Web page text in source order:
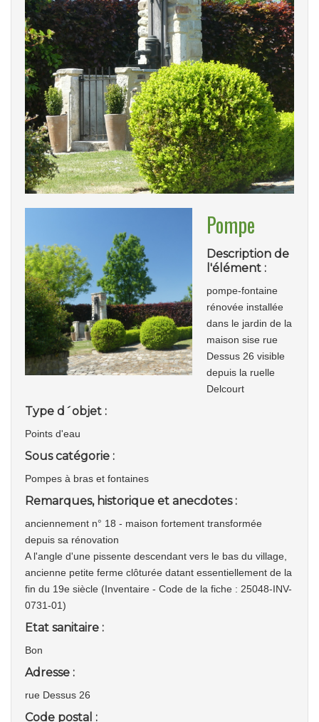
Pompe
Description de
l'élément :
pompe-fontaine
rénovée installée
dans le jardin de la
maison sise rue
Dessus 26 visible
depuis la ruelle
Delcourt
Type d´objet :
Points d'eau
Sous catégorie :
Pompes à bras et fontaines
Remarques, historique et anecdotes :
anciennement n° 18 - maison fortement transformée
depuis sa rénovation
A l'angle d'une pissente descendant vers le bas du village,
ancienne petite ferme clôturée datant essentiellement de la
fin du 19e siècle (Inventaire - Code de la fiche : 25048-INV-
0731-01)
Etat sanitaire :
Bon
Adresse :
rue Dessus 26
Code postal :